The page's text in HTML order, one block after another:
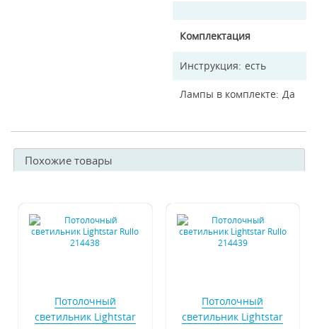
Комплектация
Инструкция есть
Лампы в комплекте Да
Похожие товары
Потолочный
светильник Lightstar
Потолочный
светильник Lightstar